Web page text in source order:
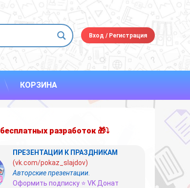
Вход /Регистрация
КОРЗИНА
бесплатных разработок 🎁⤵
ПРЕЗЕНТАЦИИ К ПРАЗДНИКАМ
(vk.com/pokaz_slajdov)
Авторские презентации.
Оформить подписку ⭐ VK Донат